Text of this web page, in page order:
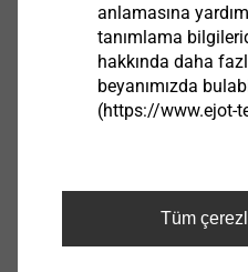
Temizleme fırçası 6 8 1
9150300006
temizleme fırçası 10
anlamasına
tanımlama
hakkında daha
beyanımızda
(https://www.ejot-
Tüm